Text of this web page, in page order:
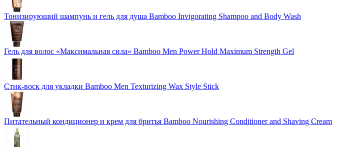
Тонизирующий шампунь и гель для душа Bamboo Invigorating Shampoo and Body Wash
Гель для волос «Максимальная сила» Bamboo Men Power Hold Maximum Strength Gel
Стик-воск для укладки Bamboo Men Texturizing Wax Style Stick
Питательный кондиционер и крем для бритья Bamboo Nourishing Conditioner and Shaving Cream